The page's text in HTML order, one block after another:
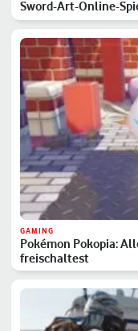
Sword-Art-Online-
GAMING
Pokémon Pokopia:
freischaltest